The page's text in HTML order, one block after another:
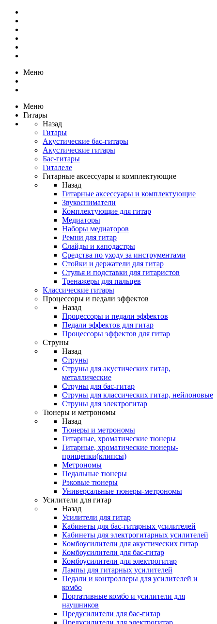
Меню
Меню
Гитары
Назад
Гитары
Акустические бас-гитары
Акустические гитары
Бас-гитары
Гиталеле
Гитарные аксессуары и комплектующие
Назад
Гитарные аксессуары и комплектующие
Звукосниматели
Комплектующие для гитар
Медиаторы
Наборы медиаторов
Ремни для гитар
Слайды и каподастры
Средства по уходу за инструментами
Стойки и держатели для гитар
Стулья и подставки для гитаристов
Тренажеры для пальцев
Классические гитары
Процессоры и педали эффектов
Назад
Процессоры и педали эффектов
Педали эффектов для гитар
Процессоры эффектов для гитар
Струны
Назад
Струны
Струны для акустических гитар,
металлические
Струны для бас-гитар
Струны для классических гитар, нейлоновые
Струны для электрогитар
Тюнеры и метрономы
Назад
Тюнеры и метрономы
Гитарные, хроматические тюнеры
Гитарные, хроматические тюнеры-
прищепки(клипсы)
Метрономы
Педальные тюнеры
Рэковые тюнеры
Универсальные тюнеры-метрономы
Усилители для гитар
Назад
Усилители для гитар
Кабинеты для бас-гитарных усилителей
Кабинеты для электрогитарных усилителей
Комбоусилители для акустических гитар
Комбоусилители для бас-гитар
Комбоусилители для электрогитар
Лампы для гитарных усилителей
Педали и контроллеры для усилителей и
комбо
Портативные комбо и усилители для
наушников
Предусилители для бас-гитар
Предусилители для электрогитар